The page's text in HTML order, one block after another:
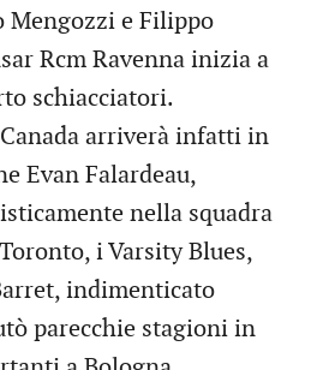
Mengozzi e Filippo
Rcm Ravenna inizia a
schiacciatori.
arriverà infatti in
Evan Falardeau,
nella squadra
i Varsity Blues,
indimenticato
parecchie stagioni in